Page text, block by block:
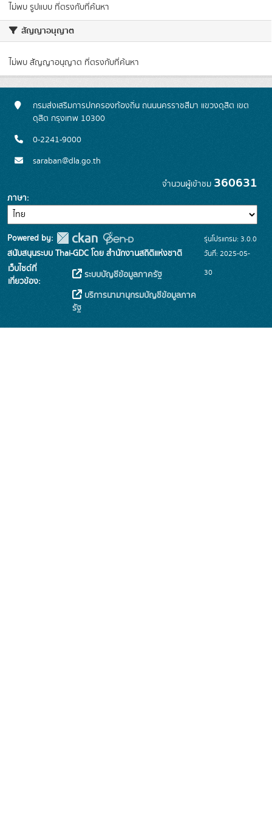
ไม่พบ รูปแบบ ที่ตรงกับที่ค้นหา
สัญญาอนุญาต
ไม่พบ สัญญาอนุญาต ที่ตรงกับที่ค้นหา
กรมส่งเสริมการปกครองท้องถิ่น ถนนนครราชสีมา แขวงดุสิต เขต
ดุสิต กรุงเทพ 10300
0-2241-9000
saraban@dla.go.th
จำนวนผู้เข้าชม 360631
ภาษา
Powered by:
สนับสนุนระบบ Thai-GDC โดย สำนักงานสถิติแห่งชาติ
เว็บไซต์ที่
เกี่ยวข้อง:
ระบบบัญชีข้อมูลภาครัฐ
บริการนามานุกรมบัญชีข้อมูลภาค
รัฐ
รุ่นโปรแกรม: 3.0.0
วันที่: 2025-05-
30